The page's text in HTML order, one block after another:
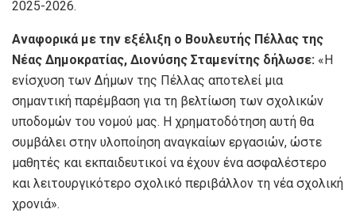
2025-2026.
Αναφορικά με την εξέλιξη ο Βουλευτής Πέλλας της
Νέας Δημοκρατίας, Διονύσης Σταμενίτης δήλωσε: «Η
ενίσχυση των Δήμων της Πέλλας αποτελεί μια
σημαντική παρέμβαση για τη βελτίωση των σχολικών
υποδομών του νομού μας. Η χρηματοδότηση αυτή θα
συμβάλει στην υλοποίηση αναγκαίων εργασιών, ώστε
μαθητές και εκπαιδευτικοί να έχουν ένα ασφαλέστερο
και λειτουργικότερο σχολικό περιβάλλον τη νέα σχολική
χρονιά».